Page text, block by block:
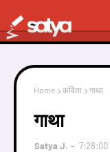
Home कविता गाथा
गाथा
Satya J. 7:28:00